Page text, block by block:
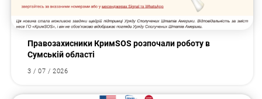
Правозахисники КримSOS розпочали роботу в
Сумській області
3 / 07 / 2026